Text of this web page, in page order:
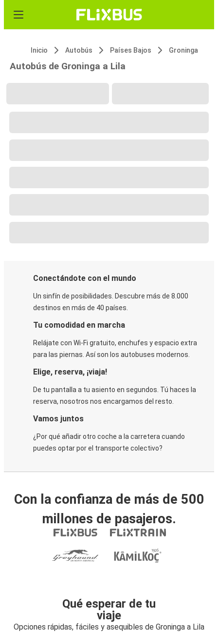
Inicio Autobús Países Bajos Groninga
Autobús de Groninga a Lila
Conectándote con el mundo
Un sinfín de posibilidades. Descubre más de 8.000
destinos en más de 40 países.
Tu comodidad en marcha
Relájate con Wi-Fi gratuito, enchufes y espacio extra
para las piernas. Así son los autobuses modernos.
Elige, reserva, ¡viaja!
De tu pantalla a tu asiento en segundos. Tú haces la
reserva, nosotros nos encargamos del resto.
Vamos juntos
¿Por qué añadir otro coche a la carretera cuando
puedes optar por el transporte colectivo?
Con la confianza de más de 500
millones de pasajeros.
Qué esperar de tu
viaje
Opciones rápidas, fáciles y asequibles de Groninga a Lila